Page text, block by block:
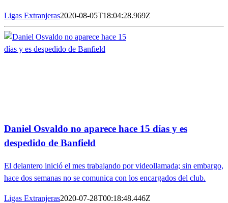
Ligas Extranjeras2020-08-05T18:04:28.969Z
Daniel Osvaldo no aparece hace 15 días y es
despedido de Banfield
El delantero inició el mes trabajando por videollamada; sin embargo,
hace dos semanas no se comunica con los encargados del club.
Ligas Extranjeras2020-07-28T00:18:48.446Z